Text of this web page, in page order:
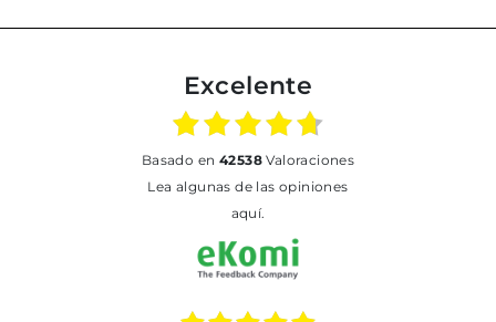
Excelente
basado en 42538Valoraciones
Lea algunas de las opiniones
aquí.